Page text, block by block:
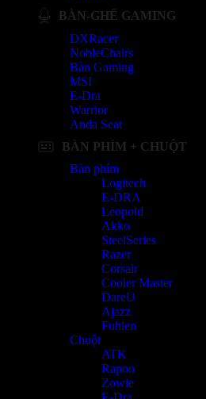
BÀN-GHẾ GAMING
DXRacer
NobleChairs
Bàn Gaming
MSI
E-Dra
Warrior
Anda Seat
BÀN PHÍM + CHUỘT
Bàn phím
Logitech
E-DRA
Leopold
Akko
SteelSeries
Razer
Corsair
Cooler Master
DareU
Ajazz
Fuhlen
Chuột
ATK
Rapoo
Zowie